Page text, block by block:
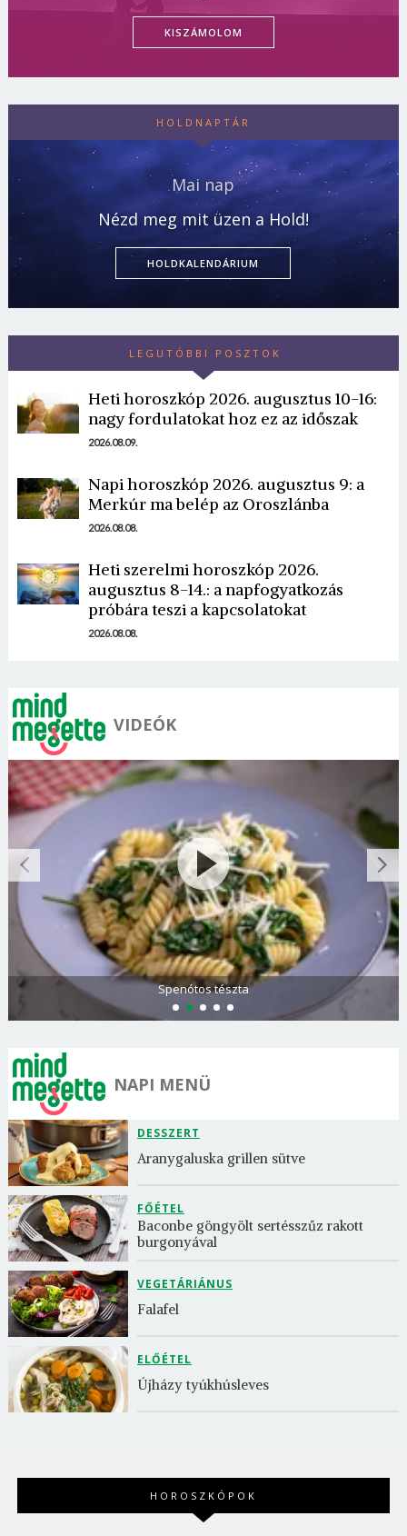
KISZÁMOLOM
HOLDNAPTÁR
Mai nap
Nézd meg mit üzen a Hold!
HOLDKALENDÁRIUM
LEGUTÓBBI POSZTOK
Heti horoszkóp 2026. augusztus 10-16:
nagy fordulatokat hoz ez az időszak
2026.08.09.
Napi horoszkóp 2026. augusztus 9: a
Merkúr ma belép az Oroszlánba
2026.08.08.
Heti szerelmi horoszkóp 2026.
augusztus 8-14.: a napfogyatkozás
próbára teszi a kapcsolatokat
2026.08.08.
VIDEÓK
Spenótos tészta
NAPI MENÜ
DESSZERT
Aranygaluska grillen sütve
FŐÉTEL
Baconbe göngyölt sertésszűz rakott
burgonyával
VEGETÁRIÁNUS
Falafel
ELŐÉTEL
Újházy tyúkhúsleves
HOROSZKÓPOK
Borsonline bejelentkezés
E-mail cím vagy felhasználónév
Jelszó